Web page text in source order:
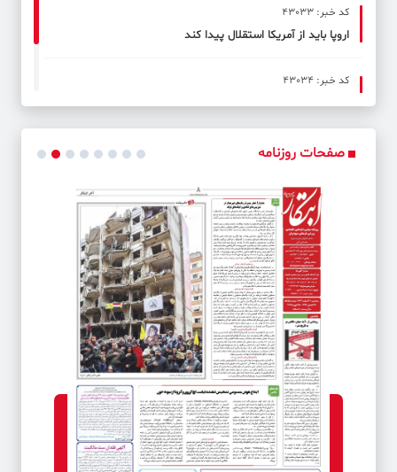
کد خبر: 43033
اروپا باید از آمریکا استقلال پیدا کند
کد خبر: 43034
آتش‌بس در اوکراین بدون حذف ریشه‌های درگیری، پیامدهای
شدیدی در پی دارد
صفحات روزنامه